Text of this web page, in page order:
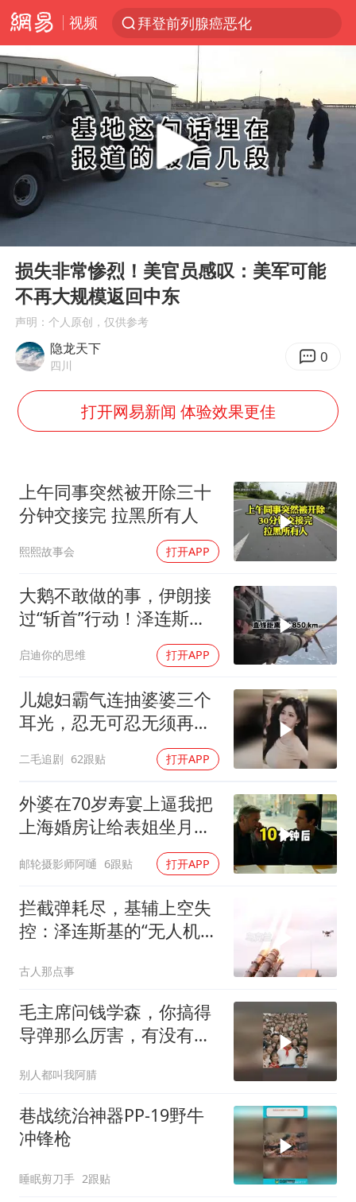
视频
拜登前列腺癌恶化
“白海豚”逼近浙闽沿海
“伊斯兰版北约”出现
外国游客的“中国游三件套”火了
上海大部迎大暴雨
白海豚在海上打了个结
2026年7月份居民消费价格同比上涨0.5%
方桃子代言广告视频已下架
河南警方公开征集黑恶犯罪线索
谢霆锋演唱会隔空祝王菲生日快乐
WTT横滨冠军赛女单四强国乒占三席
辽宁省深化扫黑除恶专项斗争
一周大涨超7% 金价为何突然上涨
央视新主播李秋莹孙亚鹏亮相
Play
损失非常惨烈！美官员感叹：美军可能
不再大规模返回中东
声明：个人原创，仅供参考
隐龙天下
四川 0
打开网易新闻 体验效果更佳
上午同事突然被开除三十
分钟交接完 拉黑所有人
熙熙故事会 打开APP
大鹅不敢做的事，伊朗接
过“斩首”行动！泽连斯基
启迪你的思维 打开APP
儿媳妇霸气连抽婆婆三个
耳光，忍无可忍无须再
二毛追剧 62跟贴 打开APP
外婆在70岁寿宴上逼我把
上海婚房让给表姐坐月
子，我说行转问舅舅
邮轮摄影师阿嗵 6跟贴 打开APP
拦截弹耗尽，基辅上空失
控：泽连斯基的“无人机神
古人那点事
毛主席问钱学森，你搞得
导弹那么厉害，有没有办
别人都叫我阿腈
巷战统治神器PP-19野牛
冲锋枪
睡眠剪刀手 2跟贴